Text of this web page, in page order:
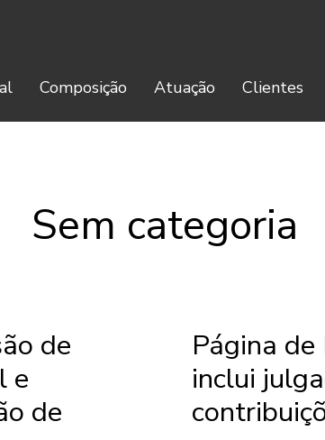
Composição Atuação Clientes
Sem categoria
de
e
de
Página
inclui